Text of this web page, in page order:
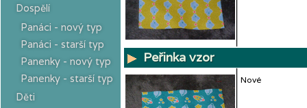
Dospělí
Panáci - nový typ
Panáci - starší typ
Panenky - nový typ
Panenky - starší typ
Děti
Peřinka vzor
Nové